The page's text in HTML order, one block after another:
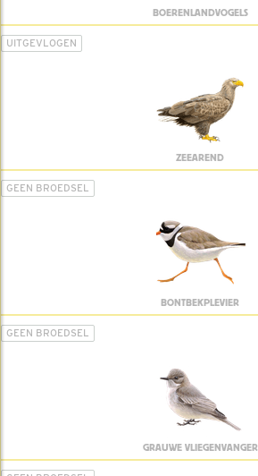
BOERENLANDVOGELS
UITGEVLOGEN
ZEEAREND
GEEN BROEDSEL
BONTBEKPLEVIER
GEEN BROEDSEL
GRAUWE VLIEGENVANGER